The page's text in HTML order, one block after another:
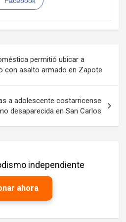
permitió ubicar a
con asalto armado en Zapote
a adolescente costarricense
desaparecida en San Carlos
independiente
ahora